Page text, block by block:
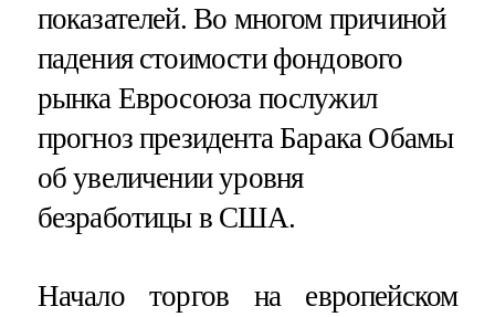
показателей. Во многом причиной
падения стоимости фондового
рынка Евросоюза послужил
прогноз президента Барака Обамы
об увеличении уровня
безработицы в США.
Начало торгов на европейском